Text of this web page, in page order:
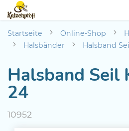
Startseite Online-Shop
Halsbänder
Halsband
Halsband Seil
24
10952